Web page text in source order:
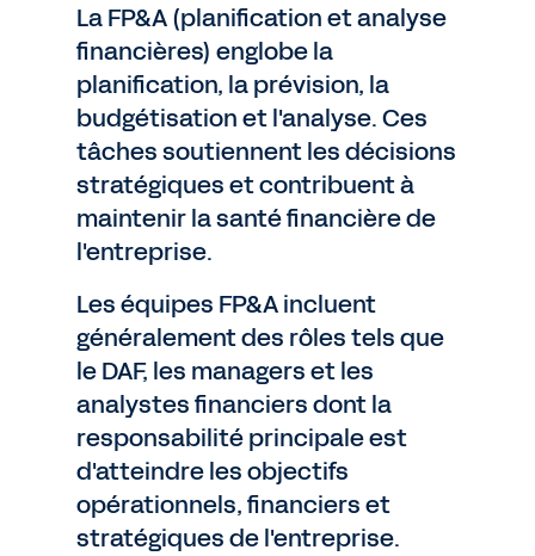
La FP&A (planification et analyse
financières) englobe la
planification, la prévision, la
budgétisation et l'analyse. Ces
tâches soutiennent les décisions
stratégiques et contribuent à
maintenir la santé financière de
l'entreprise.
Les équipes FP&A incluent
généralement des rôles tels que
le DAF, les managers et les
analystes financiers dont la
responsabilité principale est
d'atteindre les objectifs
opérationnels, financiers et
stratégiques de l'entreprise.